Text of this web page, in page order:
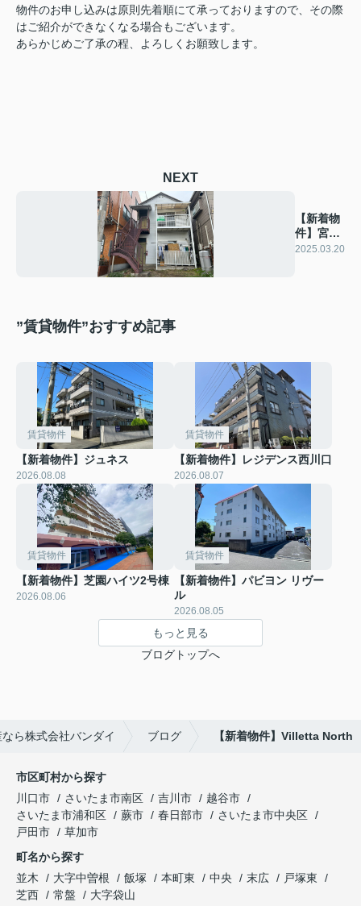
物件のお申し込みは原則先着順にて承っておりますので、その際
はご紹介ができなくなる場合もございます。
あらかじめご了承の程、よろしくお願致します。
NEXT
【新着物
件】宮崎
ハウス
2025.03.20
”賃貸物件”おすすめ記事
賃貸物件
【新着物件】ジュネス
2026.08.08
賃貸物件
【新着物件】レジデンス西川口
2026.08.07
賃貸物件
【新着物件】芝園ハイツ2号棟
2026.08.06
賃貸物件
【新着物件】パビヨン リヴー
ル
2026.08.05
もっと見る
ブログトップへ
ら株式会社バンダイ ブログ 【新着物件】Villetta North
市区町村から探す
川口市
さいたま市南区 吉川市
越谷市
さいたま市浦和区
蕨市 春日部市
さいたま市中央区
戸田市
草加市
町名から探す
並木
大字中曽根 飯塚 本町東 中央 末広
戸塚東
芝西
常盤
大字袋山